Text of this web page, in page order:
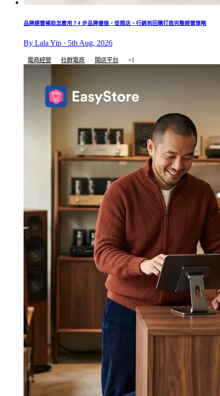
品牌經營補助怎麼用？4 步品牌健檢，從開店、行銷到回購打造完整經營策略
By Lala Yip · 5th Aug, 2026
電商經營 社群電商 開店平台 +1